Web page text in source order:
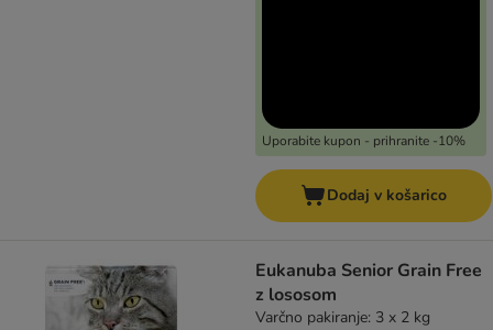
Uporabite kupon - prihranite -10%
Dodaj v košarico
Eukanuba Senior Grain Free
z lososom
Varčno pakiranje: 3 x 2 kg